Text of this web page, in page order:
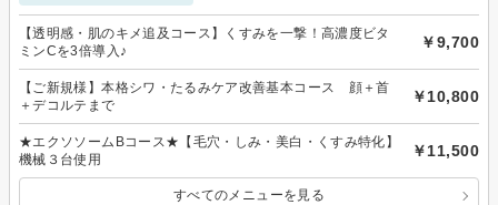
【透明感・肌のキメ追及コース】くすみを一撃！高濃度ビタ
ミンCを3倍導入♪
￥9,700
【ご新規様】本格シワ・たるみケア改善基本コース 顔＋首
＋デコルテまで
￥10,800
★エクソソームBコース★【毛穴・しみ・美白・くすみ特化】
機械３台使用
￥11,500
すべてのメニューを見る